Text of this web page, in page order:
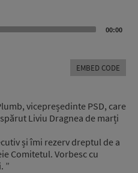
00:00
EMBED CODE
vicepreședinte PSD, care
Liviu Dragnea de marți
și îmi rezerv dreptul de a
Comitetul. Vorbesc cu
”